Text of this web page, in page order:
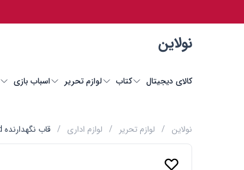
نولاین
کالای دیجیتال کتاب لوازم تحریر اسباب بازی
نولاین / لوازم تحریر / لوازم اداری / قاب نگهدارنده cd و dvd ظرفیت 1 عددی